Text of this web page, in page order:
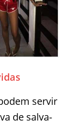
servir
de salva-